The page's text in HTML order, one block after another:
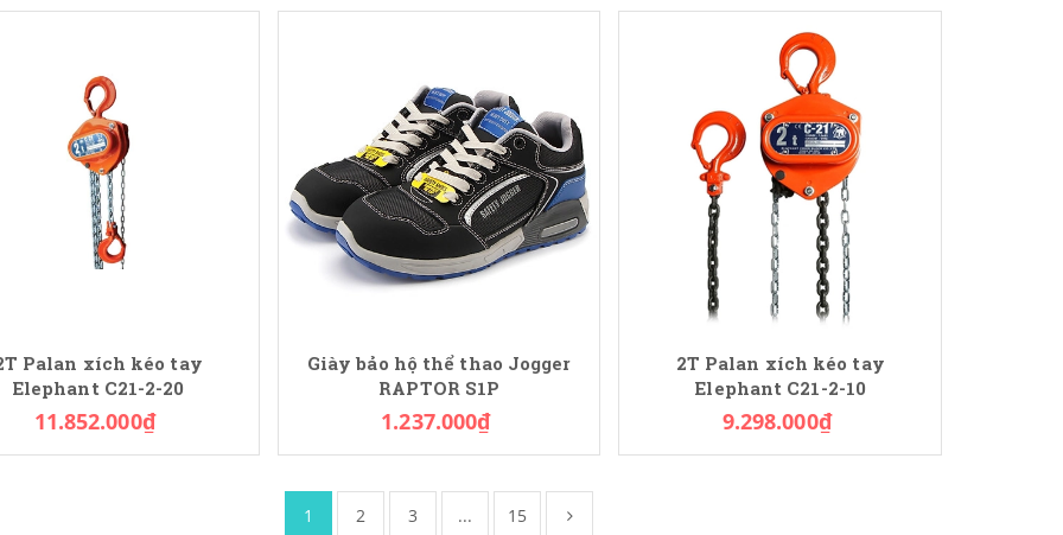
Palan xích kéo tay
Elephant C21-2-20
11.852.000₫
Giày bảo hộ thể thao Jogger
RAPTOR S1P
1.237.000₫
2T Palan xích kéo tay
Elephant C21-2-10
9.298.000₫
1 2 3 ... 15